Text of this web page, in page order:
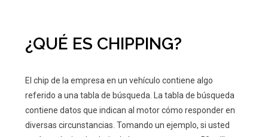
¿QUÉ ES CHIPPING?
El chip de la empresa en un vehículo contiene algo
referido a una tabla de búsqueda. La tabla de búsqueda
contiene datos que indican al motor cómo responder en
diversas circunstancias. Tomando un ejemplo, si usted